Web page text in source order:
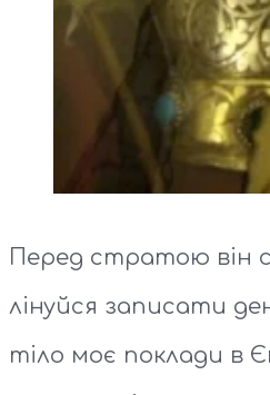
Перед стратою він
лінуйся записати
тіло моє поклади в